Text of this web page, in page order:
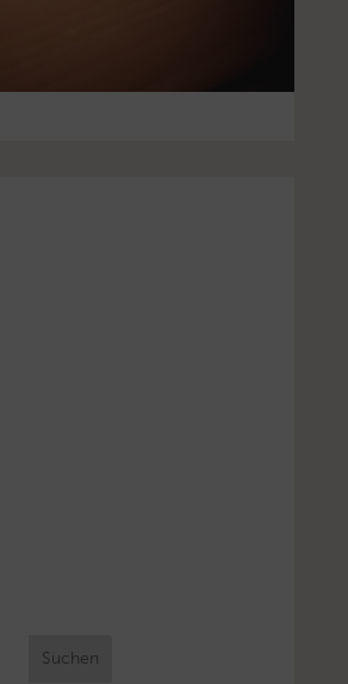
Suchen